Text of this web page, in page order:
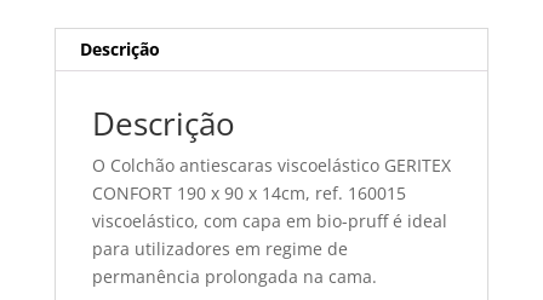
Descrição
Descrição
O Colchão antiescaras viscoelástico GERITEX
CONFORT 190 x 90 x 14cm, ref. 160015
viscoelástico, com capa em bio-pruff é ideal
para utilizadores em regime de
permanência prolongada na cama.